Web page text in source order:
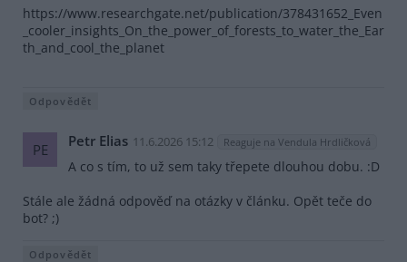
https://www.researchgate.net/publication/378431652_Even
_cooler_insights_On_the_power_of_forests_to_water_the_Ear
th_and_cool_the_planet
Odpovědět
PE Petr Elias 11.6.2026 15:12 Reaguje na Vendula Hrdličková
A co s tím, to už sem taky třepete dlouhou dobu. :D
Stále ale žádná odpověď na otázky v článku. Opět teče do
bot? ;)
Odpovědět